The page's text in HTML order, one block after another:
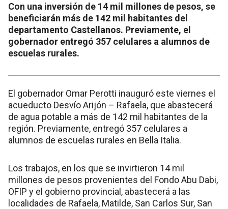
Con una inversión de 14 mil millones de pesos, se
beneficiarán más de 142 mil habitantes del
departamento Castellanos. Previamente, el
gobernador entregó 357 celulares a alumnos de
escuelas rurales.
El gobernador Omar Perotti inauguró este viernes el
acueducto Desvío Arijón – Rafaela, que abastecerá
de agua potable a más de 142 mil habitantes de la
región. Previamente, entregó 357 celulares a
alumnos de escuelas rurales en Bella Italia.
Los trabajos, en los que se invirtieron 14 mil
millones de pesos provenientes del Fondo Abu Dabi,
OFIP y el gobierno provincial, abastecerá a las
localidades de Rafaela, Matilde, San Carlos Sur, San